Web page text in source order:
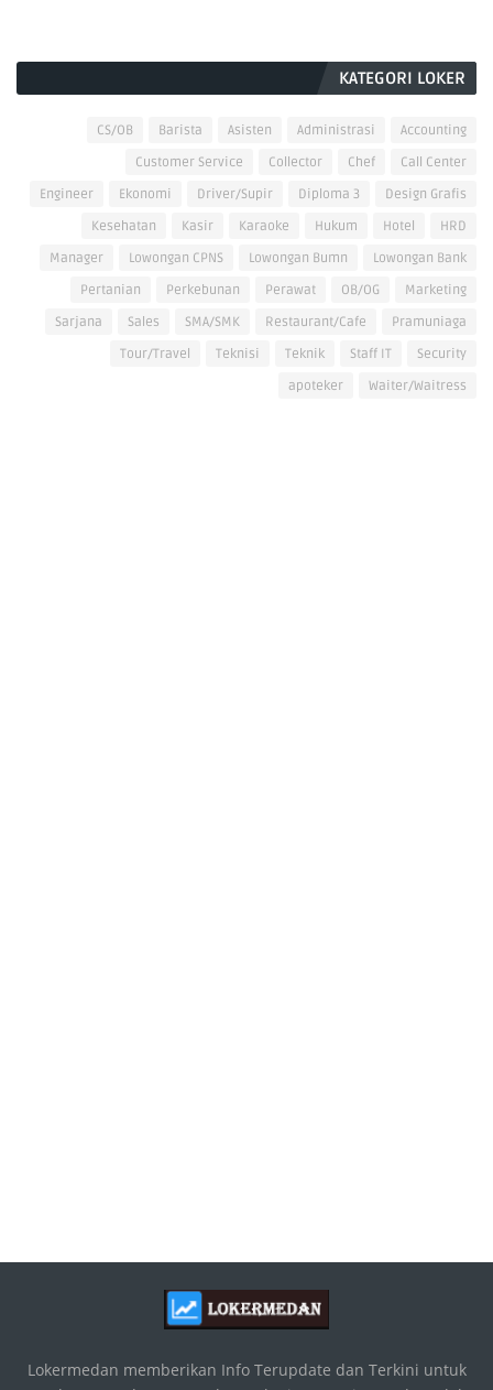
KATEGORI LOKER
Accounting
Administrasi
Asisten
Barista
CS/OB
Call Center
Chef
Collector
Customer Service
Design Grafis
Diploma 3
Driver/Supir
Ekonomi
Engineer
HRD
Hotel
Hukum
Karaoke
Kasir
Kesehatan
Lowongan Bank
Lowongan Bumn
Lowongan CPNS
Manager
Marketing
OB/OG
Perawat
Perkebunan
Pertanian
Pramuniaga
Restaurant/Cafe
SMA/SMK
Sales
Sarjana
Security
Staff IT
Teknik
Teknisi
Tour/Travel
Waiter/Waitress
apoteker
Lokermedan memberikan Info Terupdate dan Terkini untuk